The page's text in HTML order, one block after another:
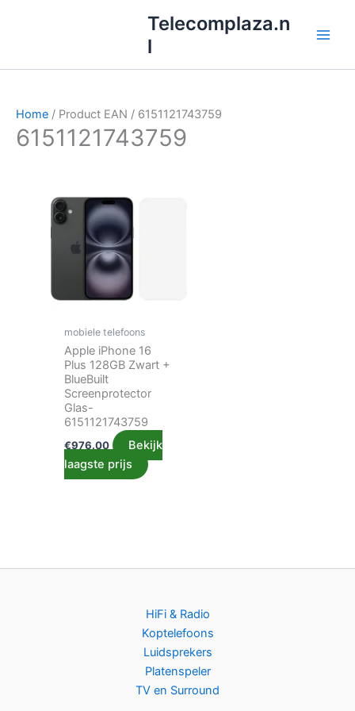
inhoud
Telecomplaza.n
l
Home / Product EAN / 6151121743759
6151121743759
mobiele telefoons
Apple iPhone 16
Plus 128GB Zwart +
BlueBuilt
Screenprotector
Glas-
6151121743759
€976.00
Bekijk
laagste prijs
HiFi & Radio
Koptelefoons
Luidsprekers
Platenspeler
TV en Surround